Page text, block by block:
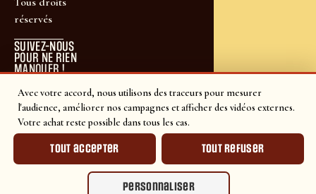
Avec votre accord, nous utilisons des traceurs pour mesurer
l'audience, améliorer nos campagnes et afficher des vidéos externes.
Votre achat reste possible dans tous les cas.
Tout accepter Tout refuser
Personnaliser
réservés
SUIVEZ-NOUS
POUR NE RIEN
MANQUER !